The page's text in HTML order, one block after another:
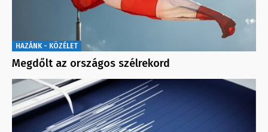
HAZÁNK - KÖZÉLET
Megdőlt az országos szélrekord